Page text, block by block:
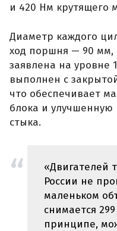
и 420 Нм крутящего
Диаметр каждого
ход поршня — 90 мм,
заявлена на уровне
выполнен с
что обеспечивает
блока и улучшенную
стыка.
«Двигателей
России не
маленьком
снимается
принципе,